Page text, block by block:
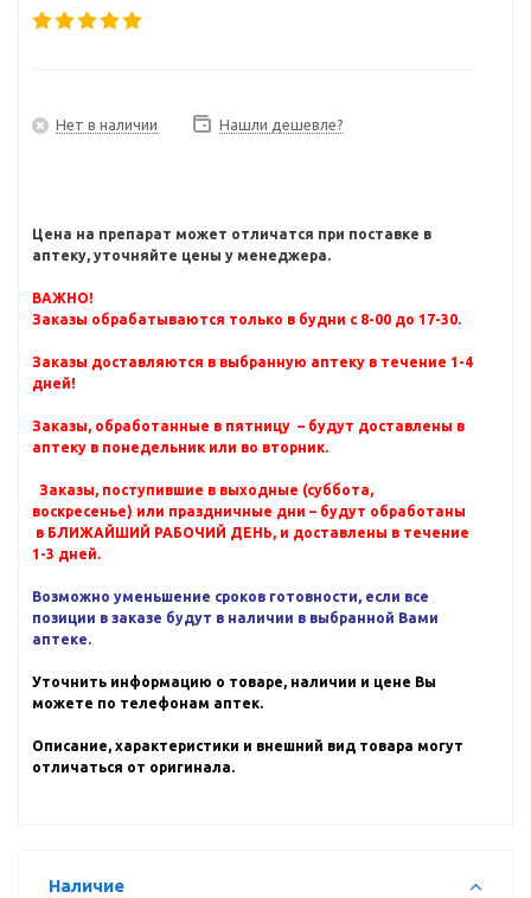
Нет в наличии Нашли дешевле?
Цена на препарат может отличатся при поставке в
аптеку, уточняйте цены у менеджера.
ВАЖНО!
Заказы обрабатываются только в будни с 8-00 до 17-30.
Заказы доставляются в выбранную аптеку в течение 1-4
дней!
Заказы, обработанные в пятницу – будут доставлены в
аптеку в понедельник или во вторник.
Заказы, поступившие в выходные (суббота,
воскресенье) или праздничные дни – будут обработаны
в БЛИЖАЙШИЙ РАБОЧИЙ ДЕНЬ, и доставлены в течение
1-3 дней.
Возможно уменьшение сроков готовности, если все
позиции в заказе будут в наличии в выбранной Вами
аптеке.
Уточнить информацию о товаре, наличии и цене Вы
можете по телефонам аптек.
Описание, характеристики и внешний вид товара могут
отличаться от оригинала.
Наличие